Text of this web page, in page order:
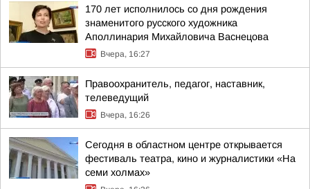
170 лет исполнилось со дня рождения
знаменитого русского художника
Аполлинария Михайловича Васнецова
Вчера, 16:27
Правоохранитель, педагог, наставник,
телеведущий
Вчера, 16:26
Сегодня в областном центре открывается
фестиваль театра, кино и журналистики «На
семи холмах»